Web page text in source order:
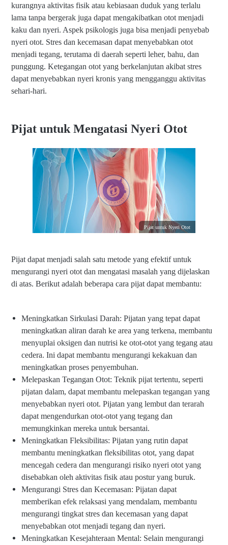
kurangnya aktivitas fisik atau kebiasaan duduk yang terlalu
lama tanpa bergerak juga dapat mengakibatkan otot menjadi
kaku dan nyeri. Aspek psikologis juga bisa menjadi penyebab
nyeri otot. Stres dan kecemasan dapat menyebabkan otot
menjadi tegang, terutama di daerah seperti leher, bahu, dan
punggung. Ketegangan otot yang berkelanjutan akibat stres
dapat menyebabkan nyeri kronis yang mengganggu aktivitas
sehari-hari.
Pijat untuk Mengatasi Nyeri Otot
Pijat untuk Nyeri Otot
Pijat dapat menjadi salah satu metode yang efektif untuk
mengurangi nyeri otot dan mengatasi masalah yang dijelaskan
di atas. Berikut adalah beberapa cara pijat dapat membantu:
Meningkatkan Sirkulasi Darah: Pijatan yang tepat dapat
meningkatkan aliran darah ke area yang terkena, membantu
menyuplai oksigen dan nutrisi ke otot-otot yang tegang atau
cedera. Ini dapat membantu mengurangi kekakuan dan
meningkatkan proses penyembuhan.
Melepaskan Tegangan Otot: Teknik pijat tertentu, seperti
pijatan dalam, dapat membantu melepaskan tegangan yang
menyebabkan nyeri otot. Pijatan yang lembut dan terarah
dapat mengendurkan otot-otot yang tegang dan
memungkinkan mereka untuk bersantai.
Meningkatkan Fleksibilitas: Pijatan yang rutin dapat
membantu meningkatkan fleksibilitas otot, yang dapat
mencegah cedera dan mengurangi risiko nyeri otot yang
disebabkan oleh aktivitas fisik atau postur yang buruk.
Mengurangi Stres dan Kecemasan: Pijatan dapat
memberikan efek relaksasi yang mendalam, membantu
mengurangi tingkat stres dan kecemasan yang dapat
menyebabkan otot menjadi tegang dan nyeri.
Meningkatkan Kesejahteraan Mental: Selain mengurangi